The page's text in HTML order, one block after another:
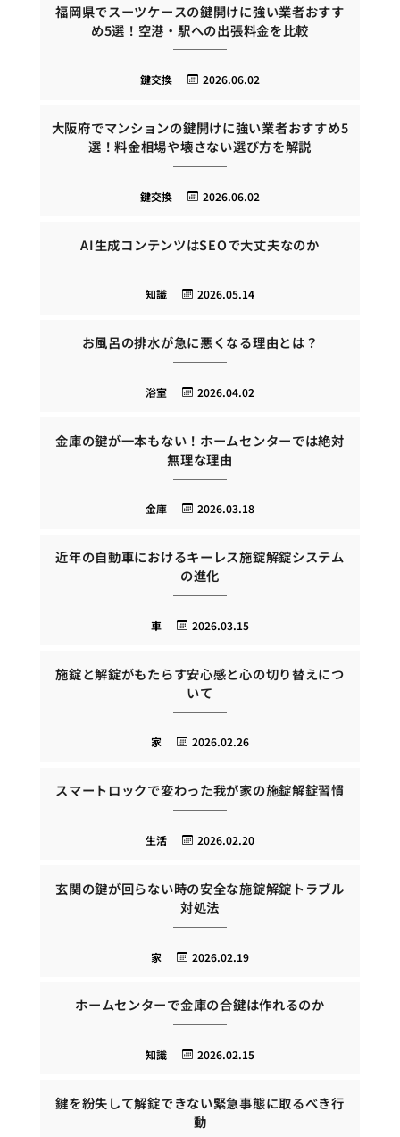
福岡県でスーツケースの鍵開けに強い業者おすす
め5選！空港・駅への出張料金を比較
2026.06.02
鍵交換
大阪府でマンションの鍵開けに強い業者おすすめ5
選！料金相場や壊さない選び方を解説
2026.06.02
鍵交換
AI生成コンテンツはSEOで大丈夫なのか
2026.05.14
知識
お風呂の排水が急に悪くなる理由とは？
2026.04.02
浴室
金庫の鍵が一本もない！ホームセンターでは絶対
無理な理由
2026.03.18
金庫
近年の自動車におけるキーレス施錠解錠システム
の進化
2026.03.15
車
施錠と解錠がもたらす安心感と心の切り替えにつ
いて
2026.02.26
家
スマートロックで変わった我が家の施錠解錠習慣
2026.02.20
生活
玄関の鍵が回らない時の安全な施錠解錠トラブル
対処法
2026.02.19
家
ホームセンターで金庫の合鍵は作れるのか
2026.02.15
知識
鍵を紛失して解錠できない緊急事態に取るべき行
動